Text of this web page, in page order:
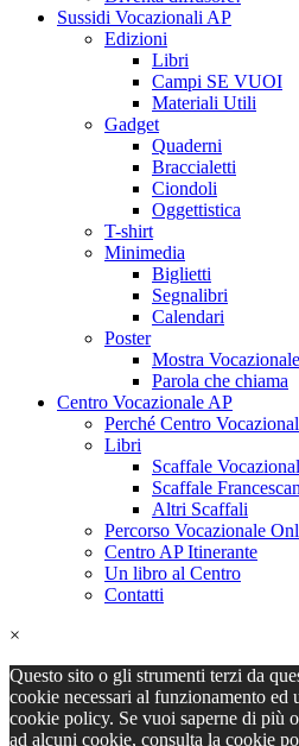
Sussidi Vocazionali AP
Edizioni
Libri
Campi SE VUOI
Materiali Utili
Gadget
Quaderni
Braccialetti
Ciondoli
Oggettistica
T-shirt
Minimedia
Biglietti
Segnalibri
Calendari
Poster
Mostra Vocazionale
Parola che chiama
Centro Vocazionale AP
Perché Centro
Libri
Scaffale
Scaffale
Altri Scaffali
Percorso Vocazionale
Centro AP Itinerante
Un libro al Centro
Contatti
×
Questo sito o gli strumenti terzi da
cookie necessari al funzionamento
cookie policy. Se vuoi saperne di più
ad alcuni cookie, consulta la cookie